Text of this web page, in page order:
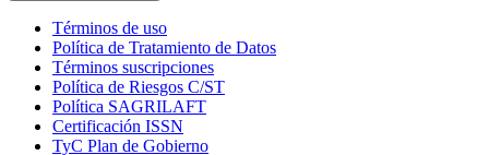
Términos de uso
in
new
window
Política de Tratamiento de Datos
Términos suscripciones
in
Política de Riesgos C/ST
Política SAGRILAFT
new
Certificación ISSN
in
TyC Plan de Gobierno